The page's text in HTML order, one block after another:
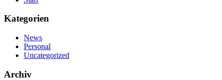
Kategorien
News
Personal
Uncategorized
Archiv